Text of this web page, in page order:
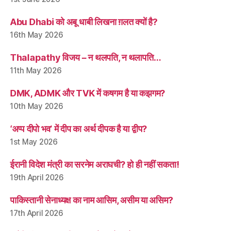
Abu Dhabi को अबू धाबी लिखना ग़लत क्यों है?
16th May 2026
Thalapathy विजय – न थलपति, न थलापति…
11th May 2026
DMK, ADMK और TVK में कषगम है या कझगम?
10th May 2026
‘अप्प दीपो भव’ में दीप का अर्थ दीपक है या द्वीप?
1st May 2026
ईरानी विदेश मंत्री का सरनेम अराघची? हो ही नहीं सकता!
19th April 2026
पाकिस्तानी सेनाध्यक्ष का नाम आसिम, असीम या असिम?
17th April 2026